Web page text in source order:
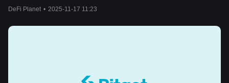
DeFi Planet • 2025-11-17 11:23